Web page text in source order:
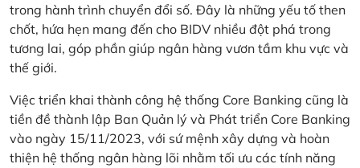
trong hành trình chuyển đổi số. Đây là những yếu tố then
chốt, hứa hẹn mang đến cho BIDV nhiều đột phá trong
tương lai, góp phần giúp ngân hàng vươn tầm khu vực và
thế giới.
Việc triển khai thành công hệ thống Core Banking cũng là
tiền đề thành lập Ban Quản lý và Phát triển Core Banking
vào ngày 15/11/2023, với sứ mệnh xây dựng và hoàn
thiện hệ thống ngân hàng lõi nhằm tối ưu các tính năng